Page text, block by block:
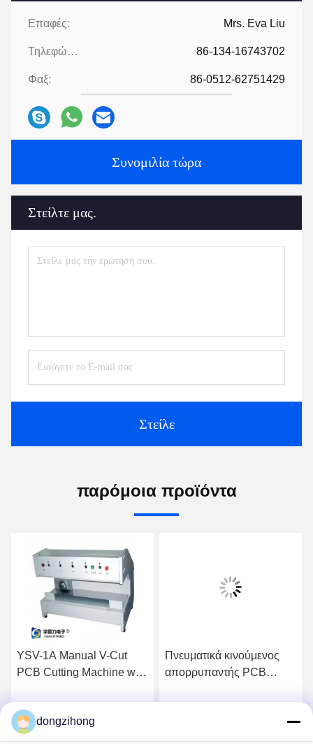
Επαφές: Mrs. Eva Liu
Τηλεφώνημα: 86-134-16743702
Φαξ: 86-0512-62751429
Συνομιλία τώρα
Στείλτε μας.
Στείλε
παρόμοια προϊόντα
YSV-1A Manual V-Cut
PCB Cutting Machine with
Stainless Steel Platform
for Precision Depaneling
Λάβετε την Καλύτερη
Πνευματικά κινούμενος
απορρυπαντής PCB
προσαρμόσιμο κοπτήρα
για συναρμολόγηση SMT
Λάβετε την Καλύτερη
dongzihong